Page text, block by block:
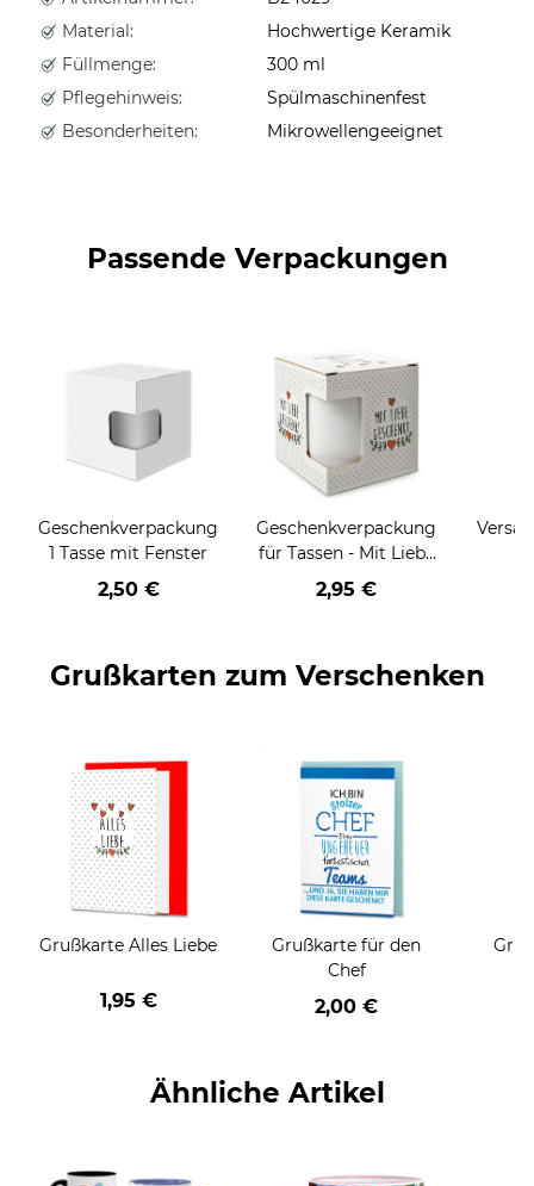
Material:
Hochwertige Keramik
Füllmenge:
300 ml
Pflegehinweis:
Spülmaschinenfest
Besonderheiten:
Mikrowellengeeignet
Passende Verpackungen
Geschenkverpackung
1 Tasse mit Fenster
2,50 €
Geschenkverpackung
für Tassen - Mit Liebe
geschenkt
2,95 €
Grußkarten zum Verschenken
Grußkarte Alles Liebe
1,95 €
Grußkarte für den
Chef
2,00 €
Ähnliche Artikel